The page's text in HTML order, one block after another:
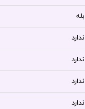
بله
ندارد
ندارد
ندارد
ندارد